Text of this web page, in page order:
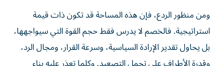
ومن منظور الردع، فإن هذه المساحة قد تكون ذات قيمة
استراتيجية. فالخصم لا يدرس فقط حجم القوة التي سيواجهها،
بل يحاول تقدير الإرادة السياسية، وسرعة القرار، ومجال الرد،